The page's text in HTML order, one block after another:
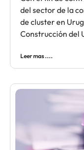
del sector de la
de cluster en
Construcción del
Leer mas ....